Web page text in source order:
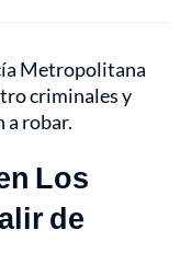
Metropolitana
criminales y
a robar.
Los
de